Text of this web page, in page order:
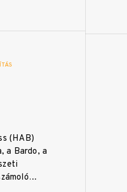
(HAB)
a Bardo, a